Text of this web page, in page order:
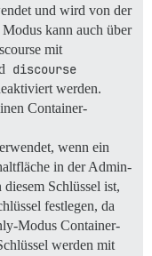
und wird von der
kann auch über
mit
discourse
werden.
Container-
wenn ein
in der Admin-
Schlüssel ist,
festlegen, da
Modus Container-
werden mit